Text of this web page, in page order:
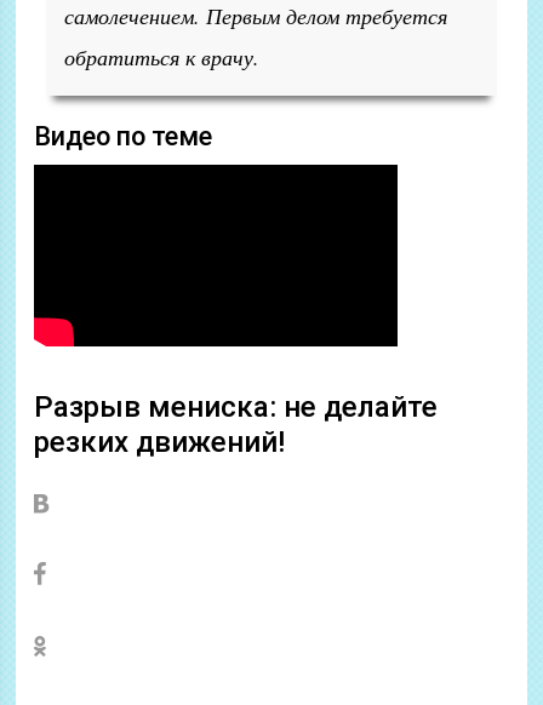
самолечением. Первым делом требуется
обратиться к врачу.
Видео по теме
Разрыв мениска: не делайте
резких движений!